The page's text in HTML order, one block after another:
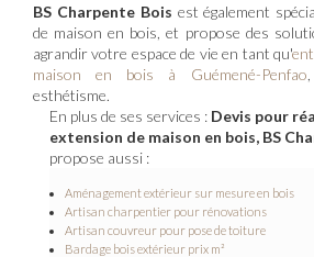
BS Charpente Bois est également
de maison en bois, et propose des
agrandir votre espace de vie en tant qu'
maison en bois à Guémené-Penfao
esthétisme.
En plus de ses services : Devis pour
extension de maison en bois, BS
propose aussi :
Aménagement extérieur sur mesure en bois
Artisan charpentier pour rénovations
Artisan couvreur pour pose de toiture
Bardage bois extérieur prix m²